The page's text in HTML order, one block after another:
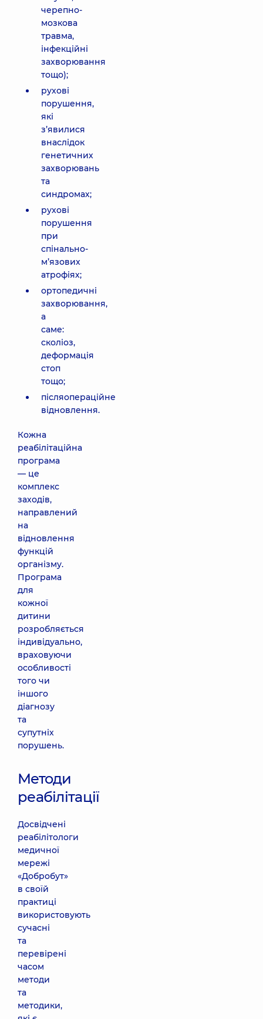
черепно-
мозкова
травма,
інфекційні
захворювання
тощо);
рухові
порушення,
які
з’явилися
внаслідок
генетичних
захворювань
та
синдромах;
рухові
порушення
при
спінально-
м’язових
атрофіях;
ортопедичні
захворювання,
а
саме:
сколіоз,
деформація
стоп
тощо;
післяопераційне
відновлення.
Кожна
реабілітаційна
програма
— це
комплекс
заходів,
направлений
на
відновлення
функцій
організму.
Програма
для
кожної
дитини
розробляється
індивідуально,
враховуючи
особливості
того чи
іншого
діагнозу
та
супутніх
порушень.
Методи
реабілітації
Досвідчені
реабілітологи
медичної
мережі
«Добробут»
в своїй
практиці
використовують
сучасні
та
перевірені
часом
методи
та
методики,